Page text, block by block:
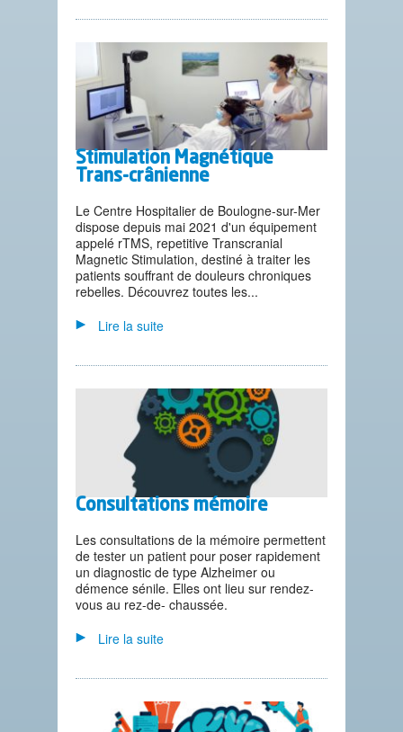
Stimulation Magnétique
Trans-crânienne
Le Centre Hospitalier de Boulogne-sur-Mer
dispose depuis mai 2021 d'un équipement
appelé rTMS, repetitive Transcranial
Magnetic Stimulation, destiné à traiter les
patients souffrant de douleurs chroniques
rebelles. Découvrez toutes les...
Lire la suite
Consultations mémoire
Les consultations de la mémoire permettent
de tester un patient pour poser rapidement
un diagnostic de type Alzheimer ou
démence sénile. Elles ont lieu sur rendez-
vous au rez-de- chaussée.
Lire la suite